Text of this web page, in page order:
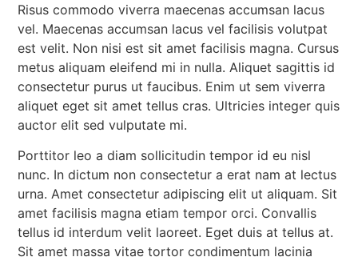
Risus commodo viverra maecenas accumsan lacus
vel. Maecenas accumsan lacus vel facilisis volutpat
est velit. Non nisi est sit amet facilisis magna. Cursus
metus aliquam eleifend mi in nulla. Aliquet sagittis id
consectetur purus ut faucibus. Enim ut sem viverra
aliquet eget sit amet tellus cras. Ultricies integer quis
auctor elit sed vulputate mi.
Porttitor leo a diam sollicitudin tempor id eu nisl
nunc. In dictum non consectetur a erat nam at lectus
urna. Amet consectetur adipiscing elit ut aliquam. Sit
amet facilisis magna etiam tempor orci. Convallis
tellus id interdum velit laoreet. Eget duis at tellus at.
Sit amet massa vitae tortor condimentum lacinia